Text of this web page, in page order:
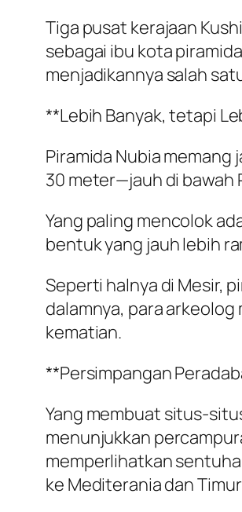
Tiga pusat kerajaan
sebagai ibu kota
menjadikannya salah
**Lebih Banyak, tetapi
Piramida Nubia
30 meter—jauh di bawah
Yang paling mencolok
bentuk yang jauh lebih
Seperti halnya di Mesir,
dalamnya, para
kematian.
**Persimpangan
Yang membuat situs-
menunjukkan
memperlihatkan
ke Mediterania dan